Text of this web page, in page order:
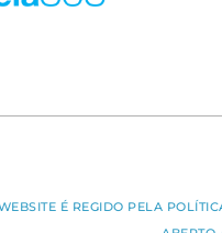
É REGIDO PELA